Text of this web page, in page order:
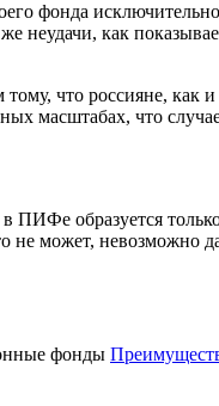
фонда
неудачи, как
что россияне, как
масштабах, что
ПИФе образуется
может, невозможно